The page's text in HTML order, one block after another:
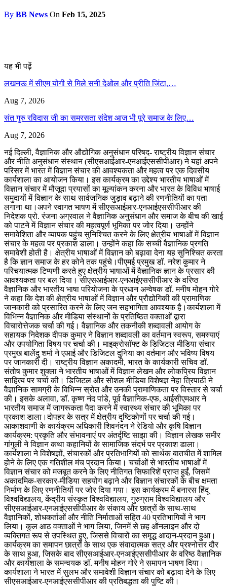
By BB News On Feb 15, 2025
यह भी पढ़ें
लखनऊ में सीएम योगी से मिले सनी देओल और प्रीति जिंटा,…
Aug 7, 2026
संत गुरु रविदास जी का समरसता संदेश आज भी पूरे समाज के लिए…
Aug 7, 2026
नई दिल्ली, वैज्ञानिक और औद्योगिक अनुसंधान परिषद- राष्ट्रीय विज्ञान संचार
और नीति अनुसंधान संस्थान (सीएसआईआर-एनआईएससीपीआर) ने यहां अपने
परिसर में भारत में विज्ञान संचार की आवश्यकता और महत्व पर एक दिवसीय
कार्यशाला का आयोजन किया। इस कार्यक्रम का उद्देश्य भारतीय भाषाओं में
विज्ञान संचार में मौजूदा प्रयासों का मूल्यांकन करना और भारत के विविध भाषाई
समुदायों में विज्ञान के साथ सार्वजनिक जुड़ाव बढ़ाने की रणनीतियों का पता
लगाना था।अपने स्वागत भाषण में सीएसआईआर-एनआईएससीपीआर की
निदेशक प्रो. रंजना अग्रवाल ने वैज्ञानिक अनुसंधान और समाज के बीच की खाई
को पाटने में विज्ञान संचार की महत्वपूर्ण भूमिका पर जोर दिया। उन्होंने
समावेशिता और व्यापक पहुंच सुनिश्चित करने के लिए क्षेत्रीय भाषाओं में विज्ञान
संचार के महत्व पर प्रकाश डाला। उन्होंने कहा कि सच्ची वैज्ञानिक प्रगति
समावेशी होती है। क्षेत्रीय भाषाओं में विज्ञान को बढ़ावा देना यह सुनिश्चित करता
है कि ज्ञान समाज के हर कोने तक पहुंचे।पीएमई प्रमुख डॉ. नरेश कुमार ने
परिचयात्मक टिप्पणी करते हुए क्षेत्रीय भाषाओं में वैज्ञानिक ज्ञान के प्रसार की
आवश्यकता पर बल दिया। सीएसआईआर-एनआईएससीपीआर के वरिष्ठ
वैज्ञानिक और भारतीय भाषा परियोजना के प्रधान अन्वेषक डॉ. मनीष मोहन गोरे
ने कहा कि देश की क्षेत्रीय भाषाओं में विज्ञान और प्रौद्योगिकी की प्रामाणिक
जानकारी को प्रसारित करने के लिए जन सहभागिता आवश्यक है।कार्यशाला में
विभिन्न वैज्ञानिक और मीडिया संस्थानों के प्रतिष्ठित वक्ताओं द्वारा
विचारोत्तेजक चर्चा की गई। वैज्ञानिक और तकनीकी शब्दावली आयोग के
सहायक निदेशक दीपक कुमार ने विज्ञान शब्दावली का वर्तमान स्वरूप, समस्याएं
और उपयोगिता विषय पर चर्चा की। माइक्रोसॉफ्ट के डिजिटल मीडिया संचार
प्रमुख बालेंदु शर्मा ने एआई और डिजिटल दुनिया का वर्तमान और भविष्य विषय
पर जानकारी दी। राष्ट्रीय विज्ञान अकादमी, भारत के कार्यकारी सचिव डॉ.
संतोष कुमार शुक्ला ने भारतीय भाषाओं में विज्ञान लेखन और लोकप्रिय विज्ञान
साहित्य पर चर्चा की। डिजिटल और सोशल मीडिया विशेषज्ञ नेहा त्रिपाठी ने
वैज्ञानिक सामग्री के विभिन्न स्रोत और उनकी प्रामाणिकता पर विस्तार से चर्चा
की। इसके अलावा, डॉ. कृष्ण नंद पांडे, पूर्व वैज्ञानिक-एफ, आईसीएमआर ने
भारतीय समाज में जागरूकता पैदा करने में स्वास्थ्य संचार की भूमिका पर
प्रकाश डाला।दोपहर के सत्र में क्षेत्रीय दृष्टिकोणों पर चर्चा की गई।
आकाशवाणी के कार्यक्रम अधिकारी शिवनंदन ने रेडियो और कृषि विज्ञान
कार्यक्रम: प्रकृति और संभावनाएं पर अंतर्दृष्टि साझा की। विज्ञान लेखक समीर
गांगुली ने विज्ञान कथा कहानियों के सामाजिक संदर्भ पर प्रकाश डाला।
कार्यशाला ने विशेषज्ञों, संचारकों और प्रतिभागियों को सार्थक बातचीत में शामिल
होने के लिए एक गतिशील मंच प्रदान किया। चर्चाओं से भारतीय भाषाओं में
विज्ञान संचार को मजबूत करने के लिए नीतिगत सिफारिशें प्राप्त हुईं, जिसमें
अकादमिक-सरकार-मीडिया सहयोग बढ़ाने और विज्ञान संचारकों के बीच क्षमता
निर्माण के लिए रणनीतियों पर जोर दिया गया। इस कार्यक्रम में बनारस हिंदू
विश्वविद्यालय, केंद्रीय संस्कृत विश्वविद्यालय, गुरुग्राम विश्वविद्यालय और
सीएसआईआर-एनआईएससीपीआर के संकाय और छात्रों के साथ-साथ
वैज्ञानिकों, शोधकर्ताओं और नीति निर्माताओं सहित 40 प्रतिभागियों ने भाग
लिया। कुल आठ वक्ताओं ने भाग लिया, जिनमें से छह ऑनलाइन और दो
व्यक्तिगत रूप से उपस्थित हुए, जिससे विचारों का समृद्ध आदान-प्रदान हुआ।
कार्यक्रम का समापन छात्रों के साथ एक संवादात्मक सत्र और प्रश्नोत्तर दौर
के साथ हुआ, जिसके बाद सीएसआईआर-एनआईएससीपीआर के वरिष्ठ वैज्ञानिक
और कार्यशाला के समन्वयक डॉ. मनीष मोहन गोरे ने समापन भाषण दिया।
कार्यशाला ने भारत में सुलभ और समावेशी विज्ञान संचार को बढ़ावा देने के लिए
सीएसआईआर-एनआईएससीपीआर की प्रतिबद्धता की पुष्टि की।